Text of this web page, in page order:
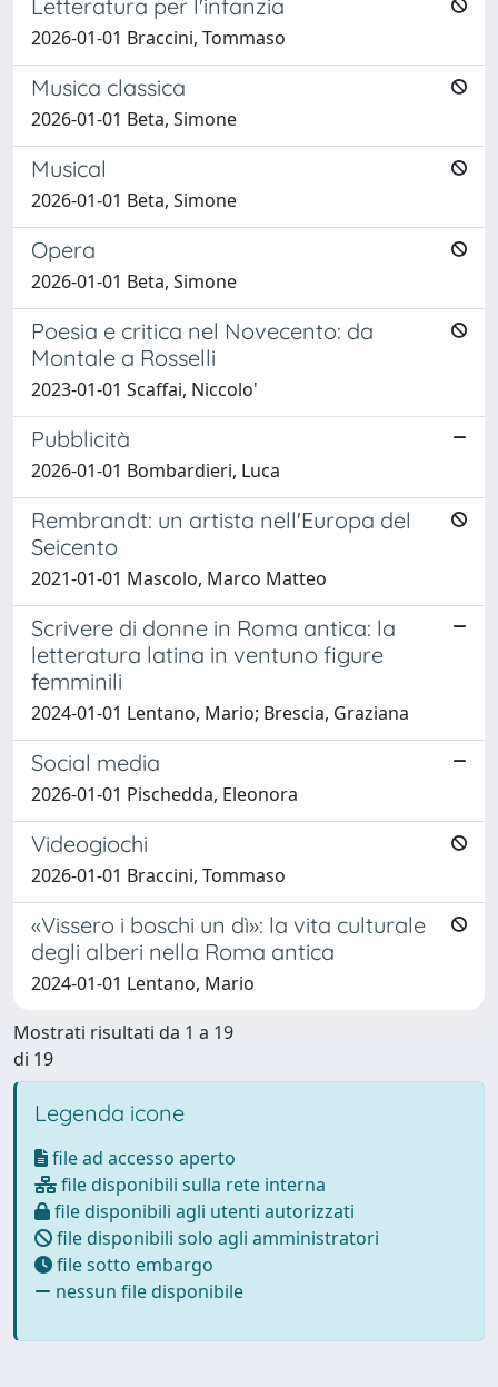
Letteratura per l'infanzia
2026-01-01 Braccini, Tommaso
Musica classica
2026-01-01 Beta, Simone
Musical
2026-01-01 Beta, Simone
Opera
2026-01-01 Beta, Simone
Poesia e critica nel Novecento: da
Montale a Rosselli
2023-01-01 Scaffai, Niccolo'
Pubblicità
2026-01-01 Bombardieri, Luca
Rembrandt: un artista nell'Europa del
Seicento
2021-01-01 Mascolo, Marco Matteo
Scrivere di donne in Roma antica: la
letteratura latina in ventuno figure
femminili
2024-01-01 Lentano, Mario; Brescia, Graziana
Social media
2026-01-01 Pischedda, Eleonora
Videogiochi
2026-01-01 Braccini, Tommaso
«Vissero i boschi un dì»: la vita culturale
degli alberi nella Roma antica
2024-01-01 Lentano, Mario
Mostrati risultati da 1 a 19
di 19
Legenda icone
file ad accesso aperto
file disponibili sulla rete interna
file disponibili agli utenti autorizzati
file disponibili solo agli amministratori
file sotto embargo
nessun file disponibile